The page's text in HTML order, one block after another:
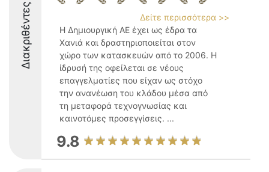
Διακριθέντες
Δείτε περισσότερα >>
Η Δημιουργική ΑΕ έχει ως έδρα τα
Χανιά και δραστηριοποιείται στον
χώρο των κατασκευών από το 2006. Η
ίδρυσή της οφείλεται σε νέους
επαγγελματίες που είχαν ως στόχο
την ανανέωση του κλάδου μέσα από
τη μεταφορά τεχνογνωσίας και
καινοτόμες προσεγγίσεις. ...
9.8